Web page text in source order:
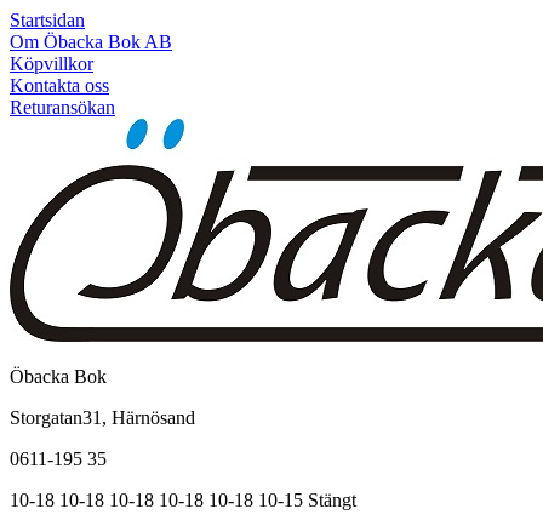
Startsidan
Om Öbacka Bok AB
Köpvillkor
Kontakta oss
Returansökan
Öbacka Bok
Storgatan31, Härnösand
0611-195 35
10-18 10-18 10-18 10-18 10-18 10-15 Stängt